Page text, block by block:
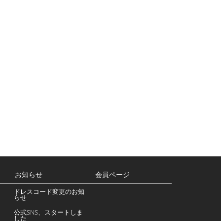
お知らせ
ドレスコード変更のお知
らせ
公式SNS、スタートしま
した
会員ページ